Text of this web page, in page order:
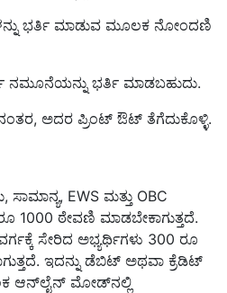
ಭರ್ತಿ ಮಾಡುವ ಮೂಲಕ ನೋಂದಣಿ
ಭರ್ತಿ ಮಾಡಬಹುದು.
ಅದರ ಪ್ರಿಂಟ್ ಔಟ್ ತೆಗೆದುಕೊಳ್ಳಿ.
EWS ಮತ್ತು OBC
1000 ಠೇವಣಿ ಮಾಡಬೇಕಾಗುತ್ತದೆ.
ಸೇರಿದ ಅಭ್ಯರ್ಥಿಗಳು 300 ರೂ
ಇದನ್ನು ಡೆಬಿಟ್ ಅಥವಾ ಕ್ರೆಡಿಟ್
ಆನ್‌ಲೈನ್ ಮೋಡ್‌ನಲ್ಲಿ